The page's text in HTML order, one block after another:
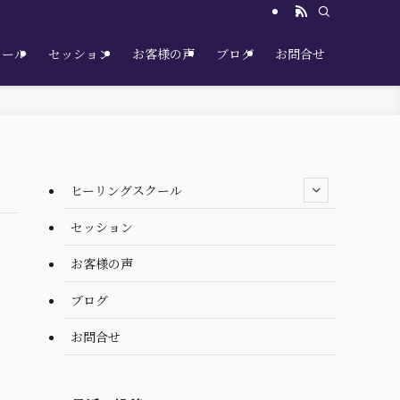
ル セッション お客様の声 ブログ お問合せ
ヒーリングスクール
セッション
お客様の声
ブログ
お問合せ